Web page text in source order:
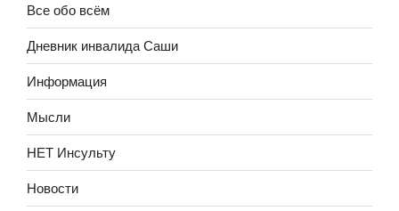
Все обо всём
Дневник инвалида Саши
Информация
Мысли
НЕТ Инсульту
Новости